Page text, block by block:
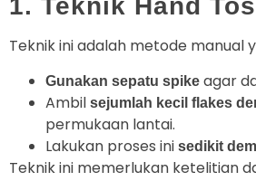
1. Teknik Hand
Teknik ini adalah metode manual
Gunakan sepatu spike agar
Ambil sejumlah kecil flakes
permukaan lantai.
Lakukan proses ini sedikit
Teknik ini memerlukan ketelitian